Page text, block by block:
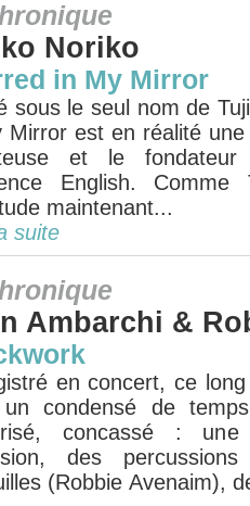
Noriko
in My Mirror
sous le seul nom de
Mirror est en réalité
et le
English.
maintenant...
suite
Ambarchi &
en concert, ce
condensé de
concassé :
des
(Robbie Avenaim),